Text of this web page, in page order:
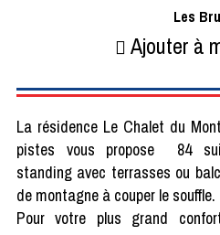
Les
Ajouter à
La résidence Le Chalet du
pistes vous propose 84
standing avec terrasses ou
de montagne à couper le souffle.
Pour votre plus grand